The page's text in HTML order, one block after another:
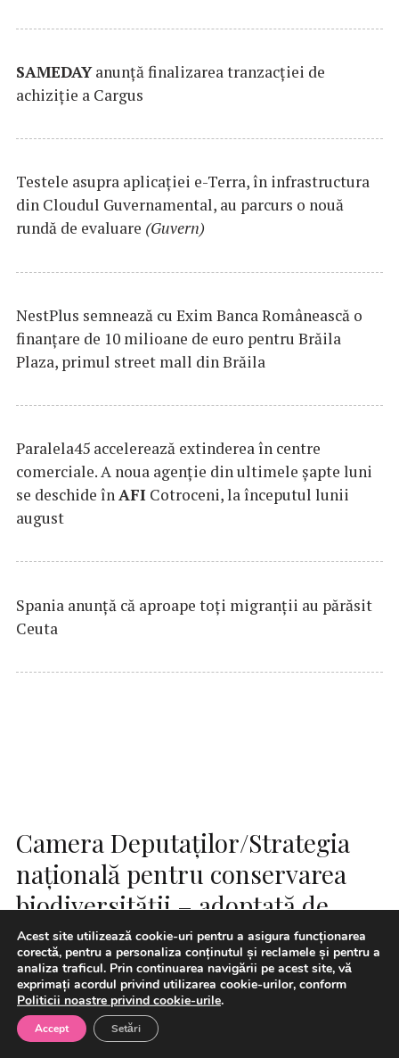
SAMEDAYanunță finalizarea tranzacției de
achiziție a Cargus
Testele asupra aplicaţiei e-Terra, în infrastructura
din Cloudul Guvernamental, au parcurs o nouă
rundă de evaluare (Guvern)
NestPlus semnează cu Exim Banca Românească o
finanțare de 10 milioane de euro pentru Brăila
Plaza, primul street mall din Brăila
Paralela45 accelerează extinderea în centre
comerciale. A noua agenție din ultimele șapte luni
se deschide înAFI Cotroceni, la începutul lunii
august
Spania anunţă că aproape toţi migranţii au părăsit
Ceuta
Camera Deputaţilor/Strategia
naţională pentru conservarea
biodiversităţii – adoptată de
plen
Acest site utilizează cookie-uri pentru a asigura funcționarea
corectă, pentru a personaliza conținutul și reclamele și pentru a
analiza traficul. Prin continuarea navigării pe acest site, vă
exprimați acordul privind utilizarea cookie-urilor, conform
Politicii noastre privind cookie-urile.
Accept Setări